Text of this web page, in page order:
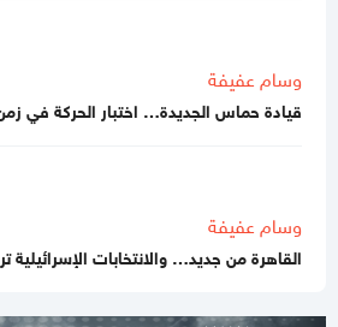
بانفجار منزل جنوبي لبنان
11:32 صباحا
تحذيرات إسرائيلية من نقص حاد في الصواريخ
باسم نعيم: حماس لا تزال في انتظار رد
وسام عفيفة
قيادة حماس الجديدة… اختبار الحركة في
وسام عفيفة
القاهرة من جديد… والانتخابات